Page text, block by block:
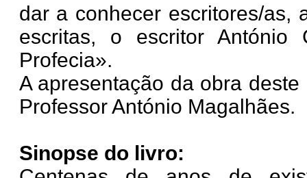
dar a conhecer escritores/as,
escritas, o escritor
Profecia».
A apresentação da obra
Professor António Magalhães.
Sinopse do livro: